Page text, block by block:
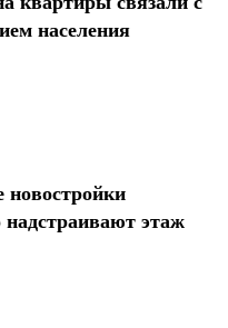
населения
надстраивают этаж